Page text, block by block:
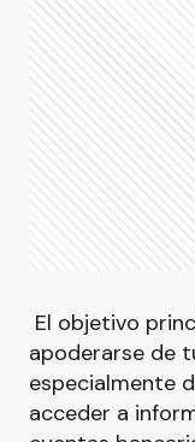
El objetivo
apoderarse de
especialmente
acceder a